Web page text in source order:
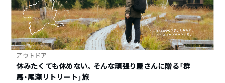
アウトドア
休みたくても休めない。そんな頑張り屋さんに贈る「群
馬・尾瀬リトリート」旅